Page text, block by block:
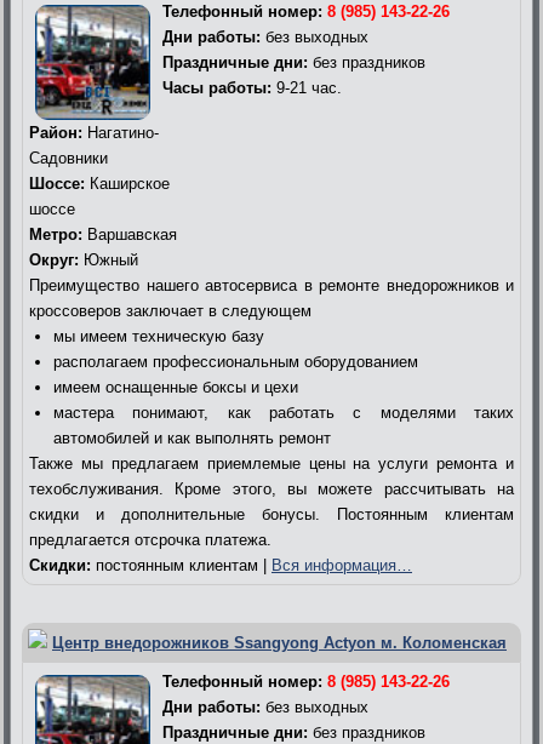
Телефонный номер: 8 (985) 143-22-26
Дни работы: без выходных
Праздничные дни: без праздников
Часы работы: 9-21 час.
Район: Нагатино-
Садовники
Шоссе: Каширское
шоссе
Метро: Варшавская
Округ: Южный
Преимущество нашего автосервиса в ремонте внедорожников и
кроссоверов заключает в следующем
мы имеем техническую базу
располагаем профессиональным оборудованием
имеем оснащенные боксы и цехи
мастера понимают, как работать с моделями таких
автомобилей и как выполнять ремонт
Также мы предлагаем приемлемые цены на услуги ремонта и
техобслуживания. Кроме этого, вы можете рассчитывать на
скидки и дополнительные бонусы. Постоянным клиентам
предлагается отсрочка платежа.
Скидки: постоянным клиентам | Вся информация…
Центр внедорожников Ssangyong Actyon м. Коломенская
Телефонный номер: 8 (985) 143-22-26
Дни работы: без выходных
Праздничные дни: без праздников